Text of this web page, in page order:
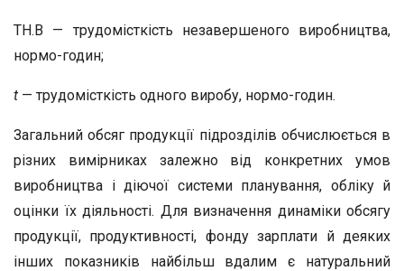
ТН.В — трудомісткість незавершеного виробництва,
нормо-годин;
t — трудомісткість одного виробу, нормо-годин.
Загальний обсяг продукції підрозділів обчислюється в
різних вимірниках залежно від конкретних умов
виробництва і діючої системи планування, обліку й
оцінки їх діяльності. Для визначення динаміки обсягу
продукції, продуктивності, фонду зарплати й деяких
інших показників найбільш вдалим є натуральний